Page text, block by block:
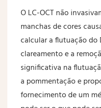
O LC-OCT não
manchas de cores
calcular a flutuação do
clareamento e a
significativa na
a pommentação e
fornecimento de um